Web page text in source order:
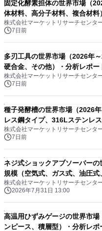
固定化酵素担体の世界市場（
体材料、高分子材料、複合材
株式会社マーケットリサーチセンタ
7日前
多刃工具の世界市場（2026年
硬合金、その他）・分析レポー
株式会社マーケットリサーチセンタ
7日前
種子発酵槽の世界市場（2026
レス鋼タイプ、316Lステンレ
株式会社マーケットリサーチセンタ
7日前
ネジ式ショックアブソーバー
規模（空気式、ガス式、油圧
株式会社マーケットリサーチセンタ
2026年7月31日 13:00
高温用ひずみゲージの世界市
ンピース、積層型）・分析レポ